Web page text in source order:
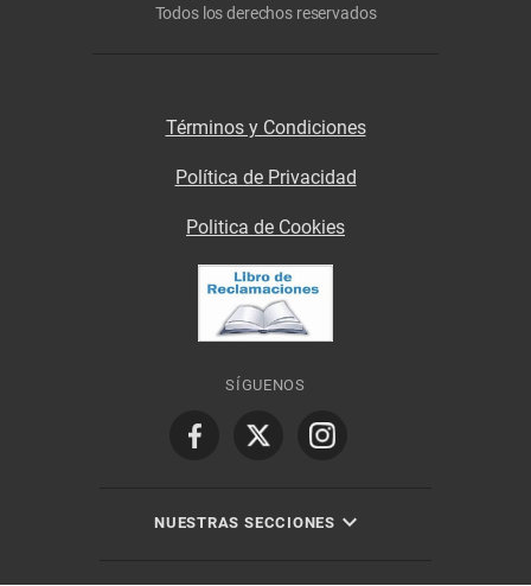
Todos los derechos reservados
Términos y Condiciones
Política de Privacidad
Politica de Cookies
SÍGUENOS
NUESTRAS SECCIONES